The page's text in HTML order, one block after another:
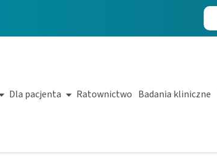
Dla pacjenta Ratownictwo Badania kliniczne